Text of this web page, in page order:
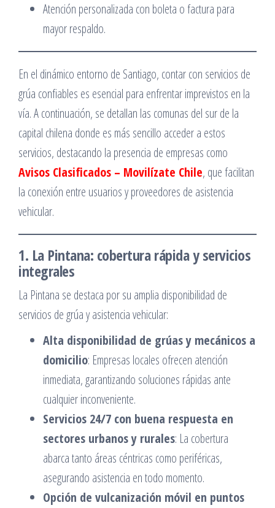
Atención personalizada con boleta o factura para
mayor respaldo.
En el dinámico entorno de Santiago, contar con servicios de
grúa confiables es esencial para enfrentar imprevistos en la
vía. A continuación, se detallan las comunas del sur de la
capital chilena donde es más sencillo acceder a estos
servicios, destacando la presencia de empresas como
Avisos Clasificados – Movilízate Chile, que facilitan
la conexión entre usuarios y proveedores de asistencia
vehicular.​
1. La Pintana: cobertura rápida y servicios
integrales
La Pintana se destaca por su amplia disponibilidad de
servicios de grúa y asistencia vehicular:​
Alta disponibilidad de grúas y mecánicos a
domicilio: Empresas locales ofrecen atención
inmediata, garantizando soluciones rápidas ante
cualquier inconveniente.​
Servicios 24/7 con buena respuesta en
sectores urbanos y rurales: La cobertura
abarca tanto áreas céntricas como periféricas,
asegurando asistencia en todo momento.​
Opción de vulcanización móvil en puntos